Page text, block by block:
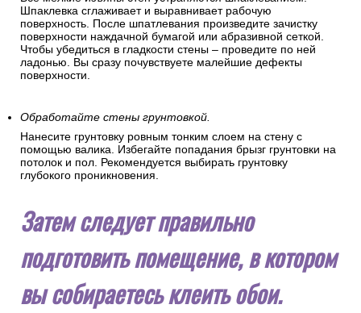
Шпаклевка сглаживает и выравнивает рабочую
поверхность. После шпатлевания произведите зачистку
поверхности наждачной бумагой или абразивной сеткой.
Чтобы убедиться в гладкости стены – проведите по ней
ладонью. Вы сразу почувствуете малейшие дефекты
поверхности.
Обработайте стены грунтовкой.
Нанесите грунтовку ровным тонким слоем на стену с
помощью валика. Избегайте попадания брызг грунтовки на
потолок и пол. Рекомендуется выбирать грунтовку
глубокого проникновения.
Затем следует правильно
подготовить помещение, в котором
вы собираетесь клеить обои.